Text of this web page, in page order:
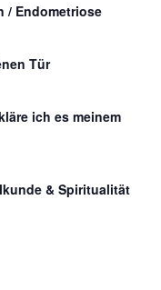
/ Endometriose
Tür
ich es meinem
& Spiritualität